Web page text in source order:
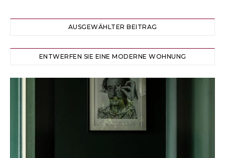
AUSGEWÄHLTER BEITRAG
ENTWERFEN SIE EINE MODERNE WOHNUNG